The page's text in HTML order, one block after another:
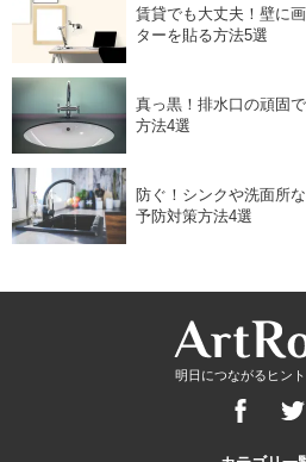
賃貸でも大丈夫！壁に
ターを貼る方法5選
真っ黒！排水口の頑固
方法4選
防ぐ！シンクや洗面所
予防対策方法4選
明日につながるヒン